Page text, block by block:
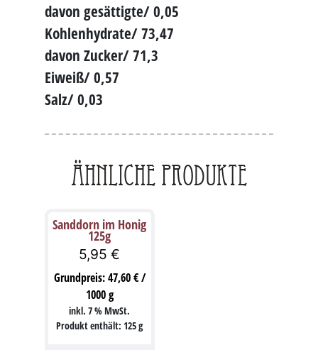
davon gesättigte/ 0,05
Kohlenhydrate/ 73,47
davon Zucker/ 71,3
Eiweiß/ 0,57
Salz/ 0,03
Ähnliche Produkte
Sanddorn im Honig
125g
5,95€
Grundpreis:47,60€/
1000g
inkl. 7 % MwSt.
Produkt enthält: 125g